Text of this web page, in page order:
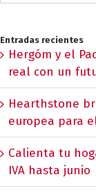
Entradas recientes
Hergóm y el
real con un
Hearthstone
europea para
Calienta tu
IVA hasta junio